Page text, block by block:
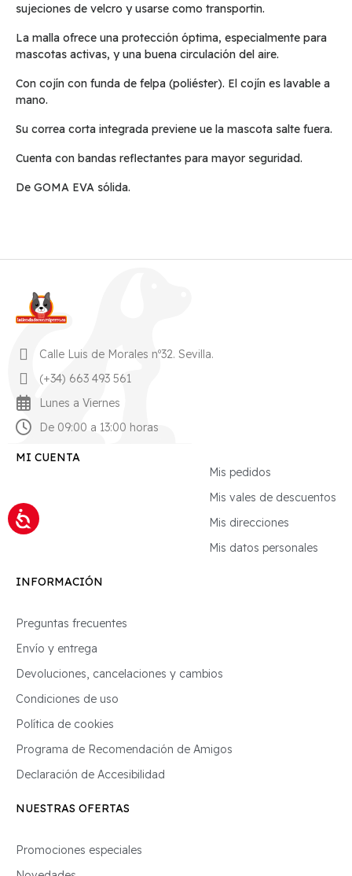
sujeciones de velcro y usarse como transportin.
La malla ofrece una protección óptima, especialmente para
mascotas activas, y una buena circulación del aire.
Con cojín con funda de felpa (poliéster). El cojín es lavable a
mano.
Su correa corta integrada previene ue la mascota salte fuera.
Cuenta con bandas reflectantes para mayor seguridad.
De GOMA EVA sólida.
Calle Luis de Morales nº32. Sevilla.
(+34) 663 493 561
Lunes a Viernes
De 09:00 a 13:00 horas
MI CUENTA
Mis pedidos
Mis vales de descuentos
Mis direcciones
Mis datos personales
INFORMACIÓN
Preguntas frecuentes
Envío y entrega
Devoluciones, cancelaciones y cambios
Condiciones de uso
Política de cookies
Programa de Recomendación de Amigos
Declaración de Accesibilidad
NUESTRAS OFERTAS
Promociones especiales